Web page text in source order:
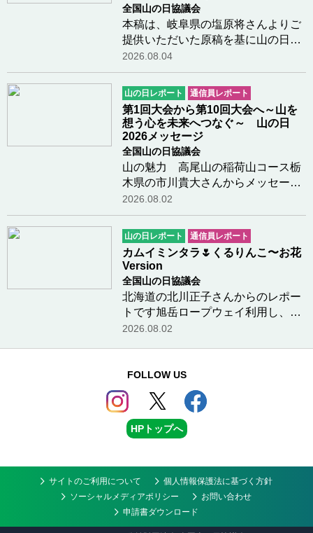
全国山の日協議会
本稿は、岐阜県の塩原将さんよりご
提供いただいた原稿を基に山の日協
議会で編集を行なったものです。＊
＊＊＊＊美濃國山城トレイルにはま
だまだご紹介したい方々がたくさん
いらっしゃいますが、メンバーの皆
さんが共通して…つづきを読む
2026.08.04
山の日レポート 通信員レポート
第1回大会から第10回大会へ～山を
想う心を未来へつなぐ～ 山の日
2026メッセージ
全国山の日協議会
山の魅力 高尾山の稲荷山コース栃
木県の市川貴大さんからメッセージ
をいただきました子供の頃は喘息が
ひどく、外遊びができない時は小学
校のお昼休みに教室に一人でいたの
で、「外で遊びたいな」とずっと思
っていました。…つづきを読む
2026.08.02
山の日レポート 通信員レポート
カムイミンタラ🌷くるりんこ〜お花
Version
全国山の日協議会
北海道の北川正子さんからのレポー
トです旭岳ロープウェイ利用し、姿
見平から歩き始め旭岳へその後、北
🪻🌺🏵️🌸距離はありますが、お鉢周
回なのでスイスイ歩…つづきを読む
2026.08.02
FOLLOW US
HPトップへ
サイトのご利用について
個人情報保護法に基づく方針
ソーシャルメディアポリシー
お問い合わせ
申請書ダウンロード